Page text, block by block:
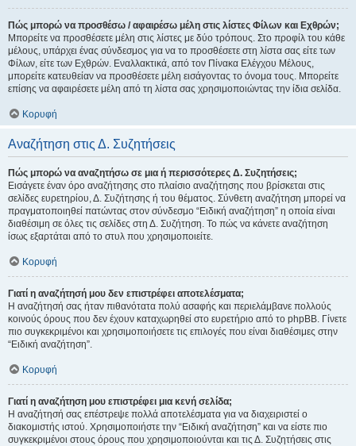
Πώς μπορώ να προσθέσω / αφαιρέσω μέλη στις λίστες Φίλων και Εχθρών;
Μπορείτε να προσθέσετε μέλη στις λίστες με δύο τρόπους. Στο προφίλ του κάθε
μέλους, υπάρχει ένας σύνδεσμος για να το προσθέσετε στη λίστα σας είτε των
Φίλων, είτε των Εχθρών. Εναλλακτικά, από τον Πίνακα Ελέγχου Μέλους,
μπορείτε κατευθείαν να προσθέσετε μέλη εισάγοντας το όνομα τους. Μπορείτε
επίσης να αφαιρέσετε μέλη από τη λίστα σας χρησιμοποιώντας την ίδια σελίδα.
Κορυφή
Αναζήτηση στις Δ. Συζητήσεις
Πώς μπορώ να αναζητήσω σε μια ή περισσότερες Δ. Συζητήσεις;
Εισάγετε έναν όρο αναζήτησης στο πλαίσιο αναζήτησης που βρίσκεται στις
σελίδες ευρετηρίου, Δ. Συζήτησης ή του θέματος. Σύνθετη αναζήτηση μπορεί να
πραγματοποιηθεί πατώντας στον σύνδεσμο “Ειδική αναζήτηση” η οποία είναι
διαθέσιμη σε όλες τις σελίδες στη Δ. Συζήτηση. Το πώς να κάνετε αναζήτηση
ίσως εξαρτάται από το στυλ που χρησιμοποιείτε.
Κορυφή
Γιατί η αναζήτησή μου δεν επιστρέφει αποτελέσματα;
Η αναζήτησή σας ήταν πιθανότατα πολύ ασαφής και περιελάμβανε πολλούς
κοινούς όρους που δεν έχουν καταχωρηθεί στο ευρετήριο από το phpBB. Γίνετε
πιο συγκεκριμένοι και χρησιμοποιήσετε τις επιλογές που είναι διαθέσιμες στην
“Ειδική αναζήτηση”.
Κορυφή
Γιατί η αναζήτηση μου επιστρέφει μια κενή σελίδα;
Η αναζήτησή σας επέστρεψε πολλά αποτελέσματα για να διαχειριστεί ο
διακομιστής ιστού. Χρησιμοποιήστε την “Ειδική αναζήτηση” και να είστε πιο
συγκεκριμένοι στους όρους που χρησιμοποιούνται και τις Δ. Συζητήσεις στις